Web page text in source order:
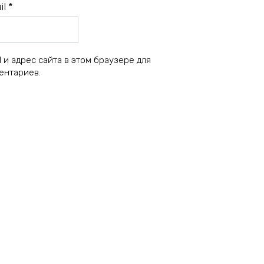
*
адрес сайта в этом браузере для